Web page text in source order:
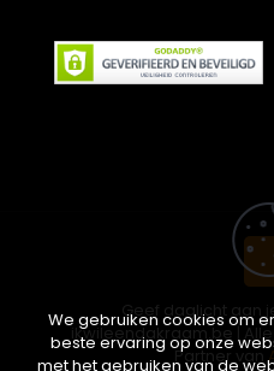
Geef daglicht aan
ikwileendakraam.be |
Partner van
We gebruiken cookies om
beste ervaring op onze
met het gebruiken van de